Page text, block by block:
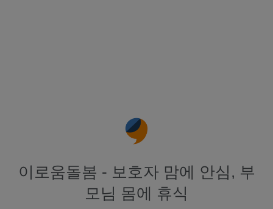
이로움돌봄 - 보호자 맘에 안심, 부
모님 몸에 휴식